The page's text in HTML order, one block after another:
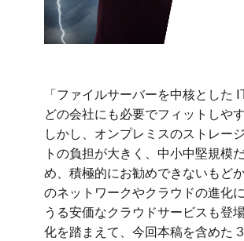
「ファイルサーバーを中核とした
どの会社にも必要でフィットしや
しかし、オンプレミスのストレー
トの負担が大きく、中小中堅規模
め、積極的にお勧めできないも
のネットワークやクラウドの進化
うる安価なクラウドサービスも登
化を踏まえて、今回本稿を含めた